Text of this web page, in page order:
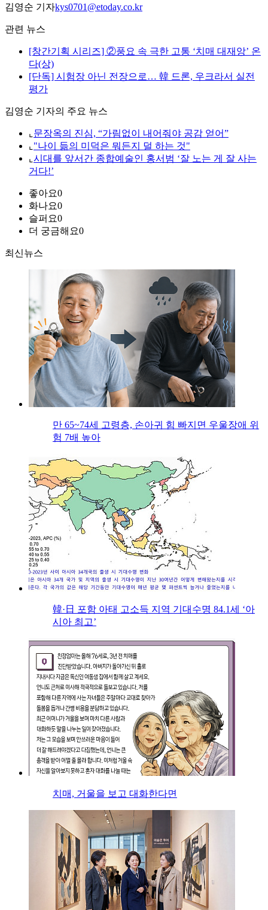
김영순 기자kys0701@etoday.co.kr
관련 뉴스
[창간기획 시리즈] ②풍요 속 극한 고통 ‘치매 대재앙’ 온
다(상)
[단독] 시험장 아닌 전장으로… 韓 드론, 우크라서 실전
평가
김영순 기자의 주요 뉴스
⌞ 문장옥의 진심, “가림없이 내어줘야 공감 얻어”
⌞ "나이 듦의 미덕은 뭐든지 덜 하는 것"
⌞ 시대를 앞서간 종합예술인 홍서범 ‘잘 노는 게 잘 사는
거다!’
좋아요0
화나요0
슬퍼요0
더 궁금해요0
최신뉴스
만 65~74세 고령층, 손아귀 힘 빠지면 우울장애 위
험 7배 높아
韓·日 포함 아태 고소득 지역 기대수명 84.1세 ‘아
시아 최고’
치매, 거울을 보고 대화한다면